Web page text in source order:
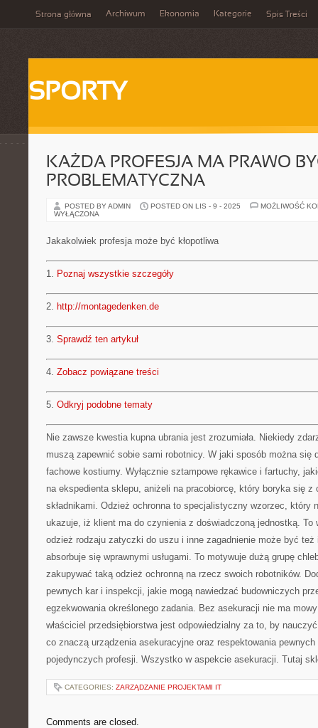
Strona główna Archiwum Ekonomia Kategorie Spis Treści
SPORTY
KAŻDA PROFESJA MA PRAWO
PROBLEMATYCZNA
POSTED BY ADMIN POSTED ON LIS - 9 - 2025
MOŻLIWOŚĆ
WYŁĄCZONA
Jakakolwiek profesja może być kłopotliwa
1. Poznaj wszystkie szczegóły
2. http://montagedenken.de
3. Sprawdź ten artykuł
4. Zobacz powiązane treści
5. Odkryj podobne tematy
Nie zawsze kwestia kupna ubrania jest zrozumiała. Niekiedy
muszą zapewnić sobie sami robotnicy. W jaki sposób można się
fachowe kostiumy. Wyłącznie sztampowe rękawice i fartuchy,
na ekspedienta sklepu, aniżeli na pracobiorcę, który boryka się z
składnikami. Odzież ochronna to specjalistyczny wzorzec, który
ukazuje, iż klient ma do czynienia z doświadczoną jednostką. To
odzież rodzaju zatyczki do uszu i inne zagadnienie może być też
absorbuje się wprawnymi usługami. To motywuje dużą grupę
zakupywać taką odzież ochronną na rzecz swoich robotników.
pewnych kar i inspekcji, jakie mogą nawiedzać budowniczych
egzekwowania określonego zadania. Bez asekuracji nie ma
właściciel przedsiębiorstwa jest odpowiedzialny za to, by
co znaczą urządzenia asekuracyjne oraz respektowania
pojedynczych profesji. Wszystko w aspekcie asekuracji. Tutaj
CATEGORIES: ZARZĄDZANIE PROJEKTAMI IT
Comments are closed.